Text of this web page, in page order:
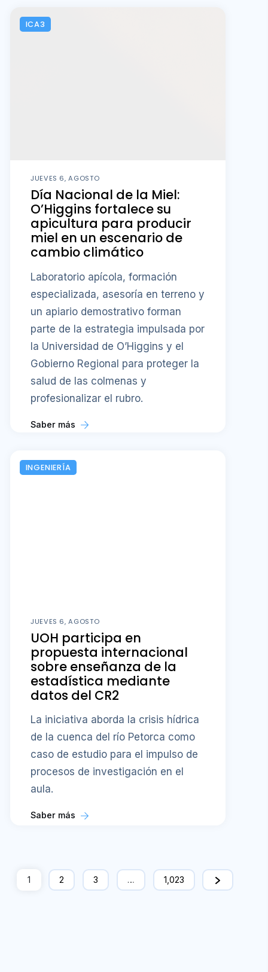
ICA3
JUEVES 6, AGOSTO
Día Nacional de la Miel:
O’Higgins fortalece su
apicultura para producir
miel en un escenario de
cambio climático
Laboratorio apícola, formación
especializada, asesoría en terreno y
un apiario demostrativo forman
parte de la estrategia impulsada por
la Universidad de O’Higgins y el
Gobierno Regional para proteger la
salud de las colmenas y
profesionalizar el rubro.
Saber más
INGENIERÍA
JUEVES 6, AGOSTO
UOH participa en
propuesta internacional
sobre enseñanza de la
estadística mediante
datos del CR2
La iniciativa aborda la crisis hídrica
de la cuenca del río Petorca como
caso de estudio para el impulso de
procesos de investigación en el
aula.
Saber más
1 2 3 … 1,023